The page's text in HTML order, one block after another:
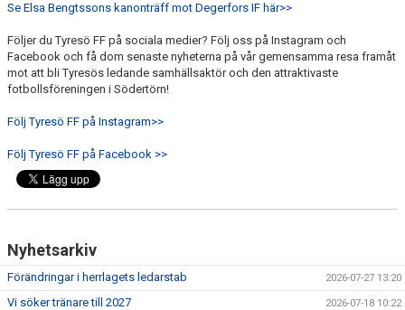
Se Elsa Bengtssons kanonträff mot Degerfors IF här>>
Följer du Tyresö FF på sociala medier? Följ oss på Instagram och
Facebook och få dom senaste nyheterna på vår gemensamma resa framåt
mot att bli Tyresös ledande samhällsaktör och den attraktivaste
fotbollsföreningen i Södertörn!
Följ Tyresö FF på Instagram>>
Följ Tyresö FF på Facebook >>
Nyhetsarkiv
Förändringar i herrlagets ledarstab 2026-07-27 13:20
Vi söker tränare till 2027 2026-07-18 10:22